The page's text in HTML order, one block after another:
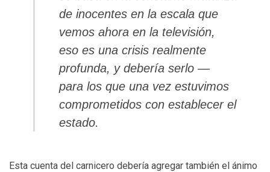
de inocentes en la escala que
vemos ahora en la televisión,
eso es una crisis realmente
profunda, y debería serlo —
para los que una vez estuvimos
comprometidos con establecer el
estado.
Esta cuenta del carnicero debería agregar también el ánimo